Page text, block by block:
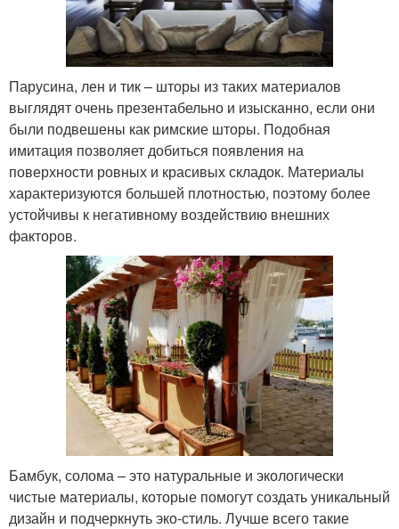
Парусина, лен и тик – шторы из таких материалов
выглядят очень презентабельно и изысканно, если они
были подвешены как римские шторы. Подобная
имитация позволяет добиться появления на
поверхности ровных и красивых складок. Материалы
характеризуются большей плотностью, поэтому более
устойчивы к негативному воздействию внешних
факторов.
Бамбук, солома – это натуральные и экологически
чистые материалы, которые помогут создать уникальный
дизайн и подчеркнуть эко-стиль. Лучше всего такие